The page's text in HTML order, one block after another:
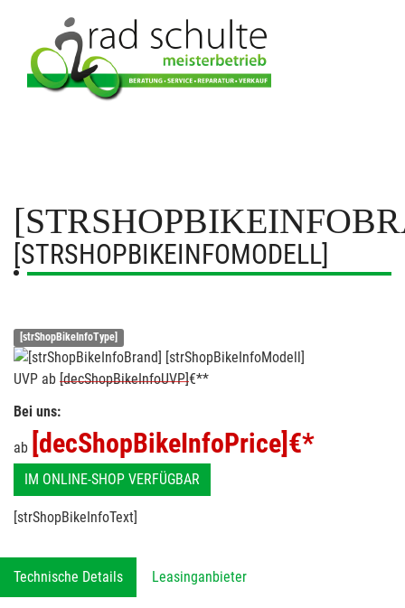
[STRSHOPBIKEINFOMODELL]
[strShopBikeInfoType]
UVP ab [decShopBikeInfoUVP]€**
Bei uns:
ab [decShopBikeInfoPrice] €*
IM ONLINE-SHOP VERFÜGBAR
[strShopBikeInfoText]
Technische Details Leasinganbieter